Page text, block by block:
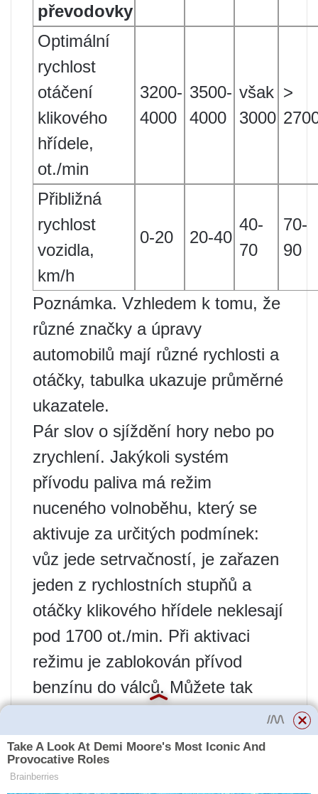
převodovky
Optimální
rychlost
otáčení
klikového
hřídele,
ot./min
3200-
4000
3500-
4000
však
3000
>
Přibližná
rychlost
vozidla,
km/h
0-20 20-40
40-
70
70-
90
Poznámka. Vzhledem k tomu, že
různé značky a úpravy
automobilů mají různé rychlosti a
otáčky, tabulka ukazuje průměrné
ukazatele.
Pár slov o sjíždění hory nebo po
zrychlení. Jakýkoli systém
přívodu paliva má režim
nuceného volnoběhu, který se
aktivuje za určitých podmínek:
vůz jede setrvačností, je zařazen
jeden z rychlostních stupňů a
otáčky klikového hřídele neklesají
pod 1700 ot./min. Při aktivaci
režimu je zablokován přívod
benzínu do válců. Můžete tak
vysokých otáčkách bez obav z
plýtvání palivem.